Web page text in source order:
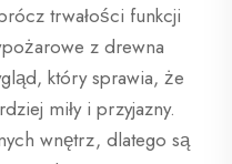
trwałości funkcji
z drewna
który sprawia, że
miły i przyjazny.
wnętrz, dlatego są